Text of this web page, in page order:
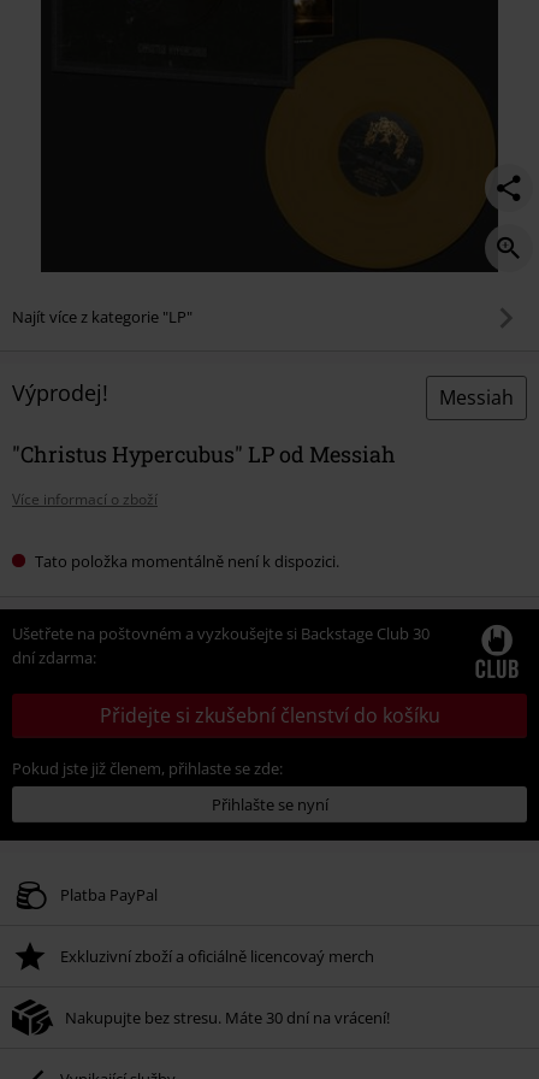
Najít více z kategorie "LP"
Výprodej! Messiah
"Christus Hypercubus" LP od Messiah
Více informací o zboží
Tato položka momentálně není k dispozici.
Ušetřete na poštovném a vyzkoušejte si Backstage Club 30
dní zdarma:
Přidejte si zkušební členství do košíku
Pokud jste již členem, přihlaste se zde:
Přihlašte se nyní
Platba PayPal
Exkluzivní zboží a oficiálně licencovaý merch
Nakupujte bez stresu. Máte 30 dní na vrácení!